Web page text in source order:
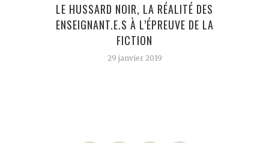
LE HUSSARD NOIR, LA RÉALITÉ DES
ENSEIGNANT.E.S À L’ÉPREUVE DE LA
FICTION
29 janvier 2019